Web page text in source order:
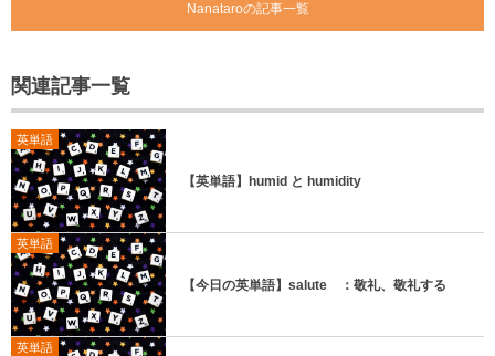
Nanataroの記事一覧
関連記事一覧
英単語
【英単語】humid と humidity
英単語
【今日の英単語】salute ：敬礼、敬礼する
英単語